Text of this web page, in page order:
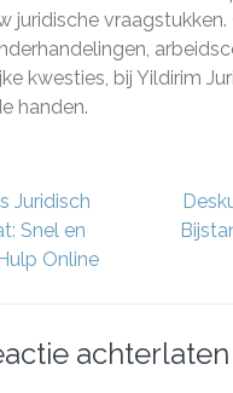
juridische
kwesties, bij Yildirim
handen.
Juridisch
Snel en
Online
achterlaten